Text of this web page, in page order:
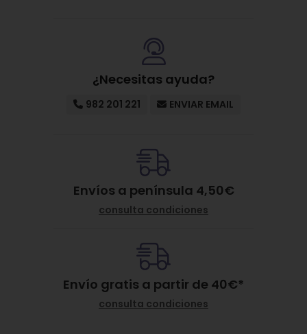
¿Necesitas ayuda?
982 201 221 ENVIAR EMAIL
Envíos a península 4,50€
consulta condiciones
Envío gratis a partir de 40€*
consulta condiciones